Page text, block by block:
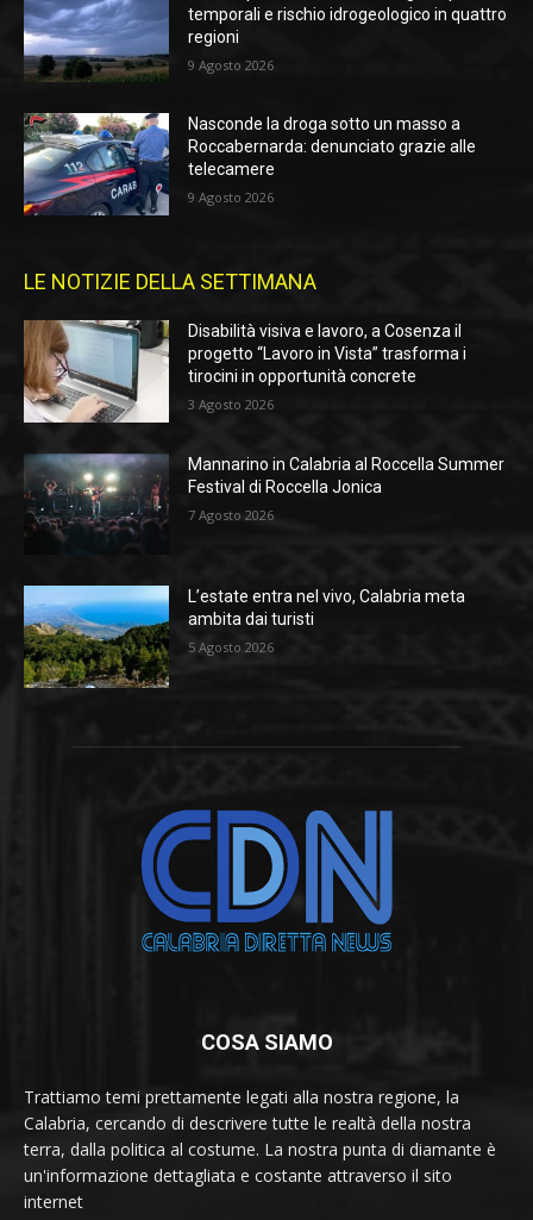
temporali e rischio idrogeologico in quattro
regioni
9 Agosto 2026
Nasconde la droga sotto un masso a
Roccabernarda: denunciato grazie alle
telecamere
9 Agosto 2026
LE NOTIZIE DELLA SETTIMANA
Disabilità visiva e lavoro, a Cosenza il
progetto “Lavoro in Vista” trasforma i
tirocini in opportunità concrete
3 Agosto 2026
Mannarino in Calabria al Roccella Summer
Festival di Roccella Jonica
7 Agosto 2026
L’estate entra nel vivo, Calabria meta
ambita dai turisti
5 Agosto 2026
COSA SIAMO
Trattiamo temi prettamente legati alla nostra regione, la
Calabria, cercando di descrivere tutte le realtà della nostra
terra, dalla politica al costume. La nostra punta di diamante è
un'informazione dettagliata e costante attraverso il sito
internet